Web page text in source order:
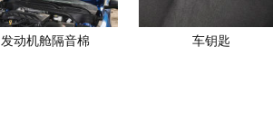
发动机舱隔音棉 车钥匙